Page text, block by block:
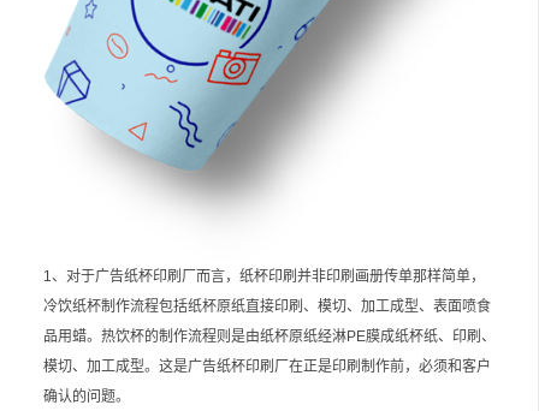
1、对于广告纸杯印刷厂而言，纸杯印刷并非印刷画册传单那样简单，
冷饮纸杯制作流程包括纸杯原纸直接印刷、模切、加工成型、表面喷食
品用蜡。热饮杯的制作流程则是由纸杯原纸经淋PE膜成纸杯纸、印刷、
模切、加工成型。这是广告纸杯印刷厂在正是印刷制作前，必须和客户
确认的问题。